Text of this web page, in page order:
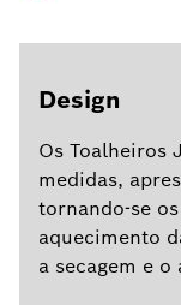
Design
Os Toalheiros
medidas,
tornando-se
aquecimento
a secagem e